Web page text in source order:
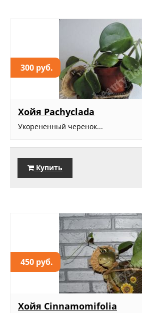
300 руб.
Хойя Pachyclada
Укорененный черенок...
Купить
450 руб.
Хойя Cinnamomifolia